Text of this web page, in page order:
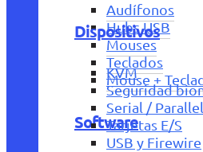
Audífonos
Hubs USB
Mouses
Teclados
Mouse +
Software
Dispositivos
KVM
Seguridad
Serial / Parallel
Tarjetas E/S
USB y Firewire